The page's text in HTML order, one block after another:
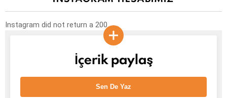
Instagram did not return a 200.
İçerik paylaş
Sen De Yaz